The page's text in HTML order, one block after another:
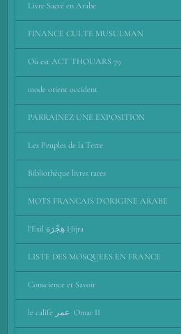
Livre Sacré en Arabe
FINANCE CULTE MUSULMAN
Où est ACT THOUARS 79
mode orient occident
PARRAINEZ UNE EXPOSITION
Les Peuples de la Terre
Bibliothèque livres rares
MOTS FRANCAIS D'ORIGINE ARABE
l'Exil هِجْرَة Ḥijra
LISTE DES MOSQUEES EN FRANCE
Conscience et Savoir
le calife عمر Omar II